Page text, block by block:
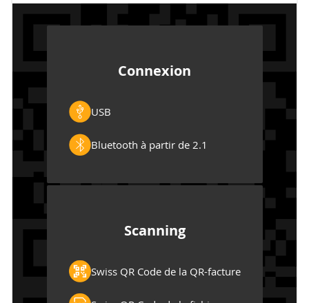
Connexion
USB
Bluetooth à partir de 2.1
Scanning
Swiss QR Code de la QR-facture